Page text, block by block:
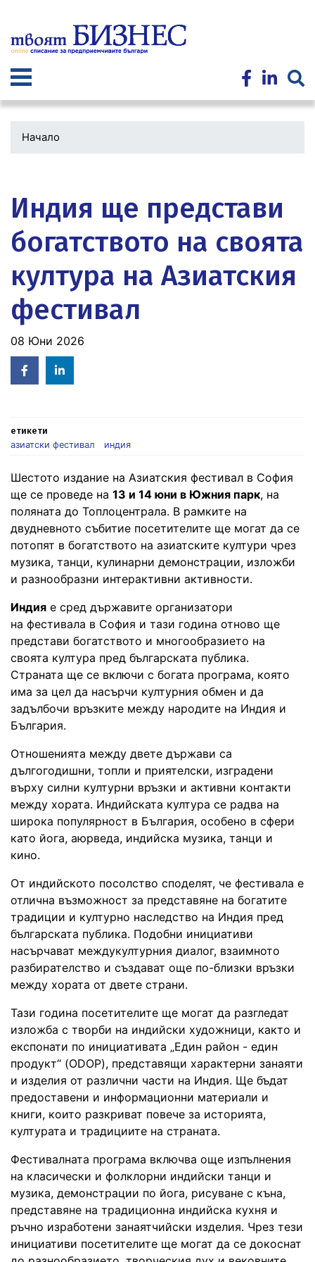
към
основното
Начало
Индия ще представи
богатството на своята
култура на Азиатския
фестивал
08 Юни 2026
Facebook
in
етикети
азиатски фестивал
индия
Шестото издание на Азиатския фестивал в София
ще се проведе на 13 и 14 юни в Южния парк, на
поляната до Топлоцентрала. В рамките на
двудневното събитие посетителите ще могат да се
потопят в богатството на азиатските култури чрез
музика, танци, кулинарни демонстрации, изложби
и разнообразни интерактивни активности.
Индия е сред държавите организатори
на фестивала в София и тази година отново ще
представи богатството и многообразието на
своята култура пред българската публика.
Страната ще се включи с богата програма, която
има за цел да насърчи културния обмен и да
задълбочи връзките между народите на Индия и
България.
Отношенията между двете държави са
дългогодишни, топли и приятелски, изградени
върху силни културни връзки и активни контакти
между хората. Индийската култура се радва на
широка популярност в България, особено в сфери
като йога, аюрведа, индийска музика, танци и
кино.
От индийското посолство споделят, че фестивала е
отлична възможност за представяне на богатите
традиции и културно наследство на Индия пред
българската публика. Подобни инициативи
насърчават междукултурния диалог, взаимното
разбирателство и създават още по-близки връзки
между хората от двете страни.
Тази година посетителите ще могат да разгледат
изложба с творби на индийски художници, както и
експонати по инициативата „Един район - един
продукт“ (ODOP), представящи характерни занаяти
и изделия от различни части на Индия. Ще бъдат
предоставени и информационни материали и
книги, които разкриват повече за историята,
културата и традициите на страната.
Фестивалната програма включва още изпълнения
на класически и фолклорни индийски танци и
музика, демонстрации по йога, рисуване с къна,
представяне на традиционна индийска кухня и
ръчно изработени занаятчийски изделия. Чрез тези
инициативи посетителите ще могат да се докоснат